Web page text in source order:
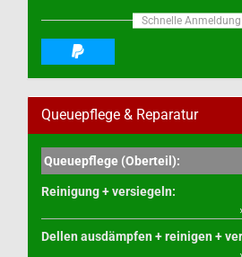
Schnelle
Queuepflege & Reparatur
Queuepflege (Oberteil):
Reinigung + versiegeln:
Dellen ausdämpfen + reinigen +